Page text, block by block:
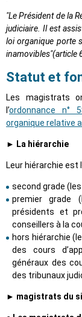
"Le Président de la
judiciaire. Il est
loi organique porte
inamovibles"(article
Statut et
Les magistrats
l’ordonnance n°
organique relative
► La hiérarchie
Leur hiérarchie est
second grade
premier grade
présidents et
conseillers à la
hors hiérarchie
des cours
généraux des
des tribunaux
► magistrats du